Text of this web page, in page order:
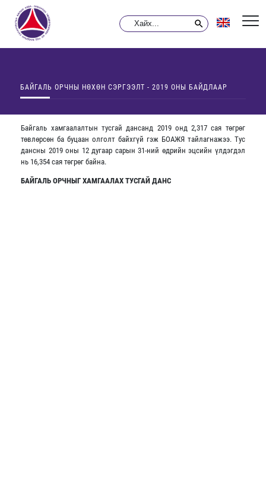
БАЙГАЛЬ ОРЧНЫ НӨХӨН СЭРГЭЭЛТ - 2019 ОНЫ БАЙДЛААР
Байгаль хамгаалалтын тусгай дансанд 2019 онд 2,317 сая төгрөг
төвлөрсөн ба буцаан олголт байхгүй гэж БОАЖЯ тайлагнажээ. Тус
дансны 2019 оны 12 дугаар сарын 31-ний өдрийн эцсийн үлдэгдэл
нь 16,354 сая төгрөг байна.
БАЙГАЛЬ ОРЧНЫГ ХАМГААЛАХ ТУСГАЙ ДАНС